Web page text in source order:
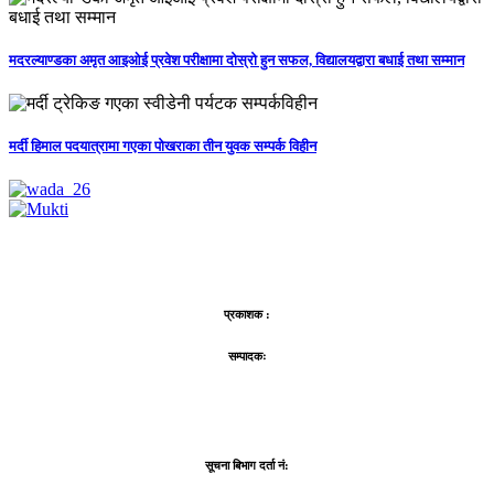
मदरल्याण्डका अमृत आइओई प्रवेश परीक्षामा दोस्रो हुन सफल, विद्यालयद्वारा बधाई तथा सम्मान
मर्दी हिमाल पदयात्रामा गएका पोखराका तीन युवक सम्पर्क विहीन
प्रकाशक :
सम्पादकः
सूचना बिभाग दर्ता नं: